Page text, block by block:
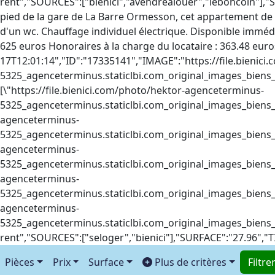
Pièces Prix Surface Plus de critères Filtrer